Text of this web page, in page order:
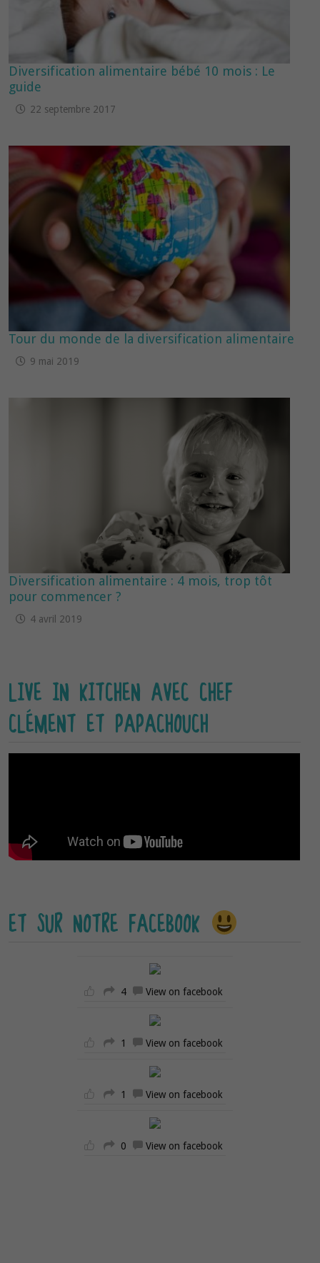
Diversification alimentaire bébé 10 mois : Le
guide
22 septembre 2017
Tour du monde de la diversification alimentaire
9 mai 2019
Diversification alimentaire : 4 mois, trop tôt
pour commencer ?
4 avril 2019
LIVE IN KITCHEN AVEC CHEF
CLÉMENT ET PAPACHOUCH
ET SUR NOTRE FACEBOOK
4 View on facebook
1 View on facebook
1 View on facebook
0 View on facebook